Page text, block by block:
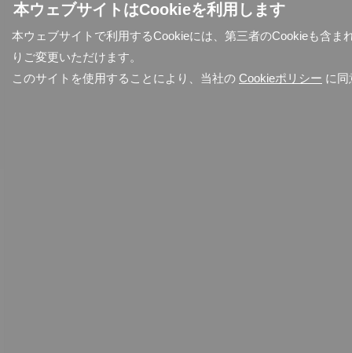
本ウェブサイトはCookieを利用します
本ウェブサイトで利用するCookieには、第三者のCookieも含
りご変更いただけます。
このサイトを使用することにより、当社の Cookieポリシー に